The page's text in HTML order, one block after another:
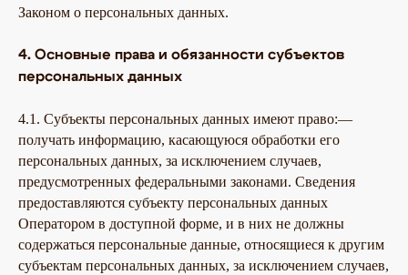
Законом о персональных данных.
4. Основные права и обязанности субъектов
персональных данных
4.1. Субъекты персональных данных имеют право:—
получать информацию, касающуюся обработки его
персональных данных, за исключением случаев,
предусмотренных федеральными законами. Сведения
предоставляются субъекту персональных данных
Оператором в доступной форме, и в них не должны
содержаться персональные данные, относящиеся к другим
субъектам персональных данных, за исключением случаев,